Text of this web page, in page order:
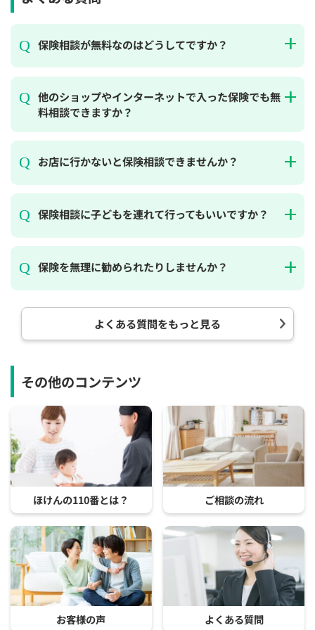
保険相談が無料なのはどうしてですか？
他のショップやインターネットで入った保険でも無
料相談できますか？
お店に行かないと保険相談できませんか？
保険相談に子どもを連れて行ってもいいですか？
保険を無理に勧められたりしませんか？
よくある質問をもっと見る
その他のコンテンツ
ほけんの110番とは？ ご相談の流れ
お客様の声 よくある質問